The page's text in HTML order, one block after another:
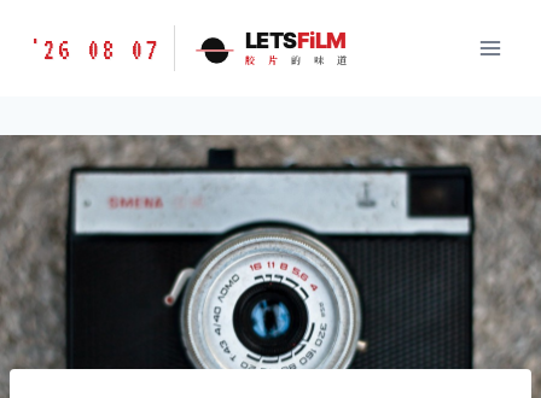
胶
味
道
LETSFILM
'26 08 07 LETSFiLM
胶 片 的 味 道